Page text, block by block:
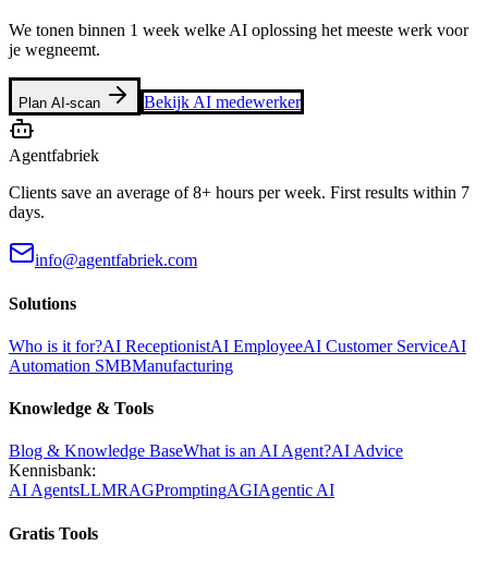
We tonen binnen 1 week welke AI oplossing het meeste werk voor
je wegneemt.
Plan AI-scan Bekijk AI medewerker
Agentfabriek
Clients save an average of 8+ hours per week. First results within 7
days.
info@agentfabriek.com
Solutions
Who is it for?AI ReceptionistAI EmployeeAI Customer ServiceAI
Automation SMBManufacturing
Knowledge & Tools
Blog & Knowledge BaseWhat is an AI Agent?AI Advice
Kennisbank:
AI AgentsLLMRAGPromptingAGIAgentic AI
Gratis Tools